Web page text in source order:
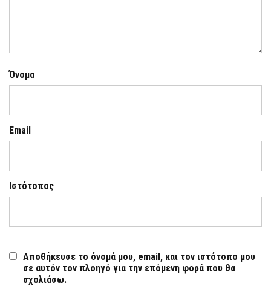
Όνομα
Email
Ιστότοπος
Αποθήκευσε το όνομά μου, email, και τον ιστότοπο μου
σε αυτόν τον πλοηγό για την επόμενη φορά που θα
σχολιάσω.